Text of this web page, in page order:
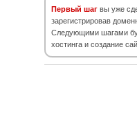
Первый шаг вы уже
зарегистрировав
Следующими шагами
хостинга и создание